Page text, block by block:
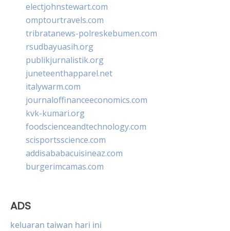
electjohnstewart.com
omptourtravels.com
tribratanews-polreskebumen.com
rsudbayuasih.org
publikjurnalistik.org
juneteenthapparel.net
italywarm.com
journaloffinanceeconomics.com
kvk-kumari.org
foodscienceandtechnology.com
scisportsscience.com
addisababacuisineaz.com
burgerimcamas.com
ADS
keluaran taiwan hari ini